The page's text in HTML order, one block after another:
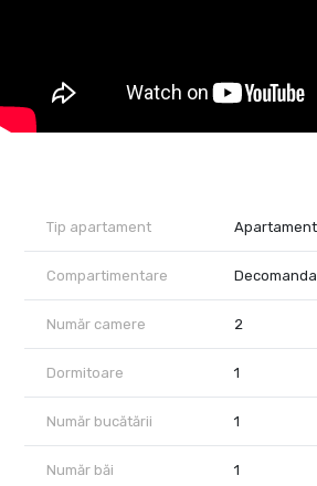
Preturile incep de la : - 1 camera - 37 mp -
- 2 camere - de la 43 mp la 50 mp - intre
90000 euro
loc doar al tau !
Va asteptam cu drag la o vizionare .
Tip apartament Apartament
Compartimentare
Număr camere 2
Dormitoare 1
Număr bucătării 1
Număr băi 1